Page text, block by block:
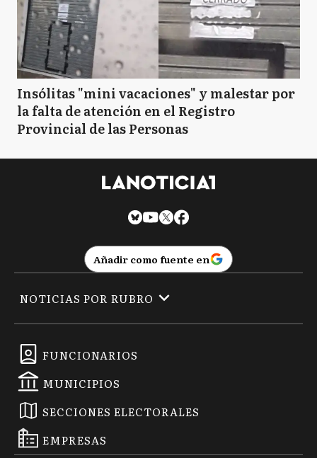
Insólitas "mini vacaciones" y malestar por
la falta de atención en el Registro
Provincial de las Personas
Añadir como fuente en
FUNCIONARIOS
MUNICIPIOS
SECCIONES ELECTORALES
EMPRESAS
NOTICIAS POR RUBRO